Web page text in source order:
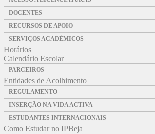
DOCENTES
RECURSOS DE APOIO
SERVIÇOS ACADÉMICOS
Horários
Calendário Escolar
PARCEIROS
Entidades de Acolhimento
REGULAMENTO
INSERÇÃO NA VIDA ACTIVA
ESTUDANTES INTERNACIONAIS
Como Estudar no IPBeja